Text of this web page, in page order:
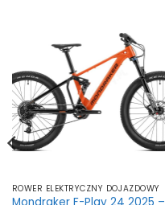
ROWER ELEKTRYCZNY DOJAZDOWY